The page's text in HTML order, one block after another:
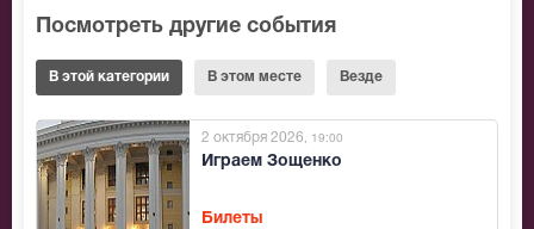
Посмотреть другие события
В этой категории В этом месте Везде
Играем Зощенко
2 октября 2026 , 19:00
Билеты